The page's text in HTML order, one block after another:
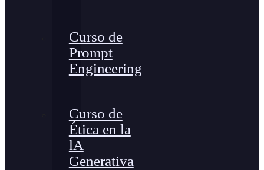
Curso de
Prompt
Engineering
Curso de
Ética en la
lA
Generativa